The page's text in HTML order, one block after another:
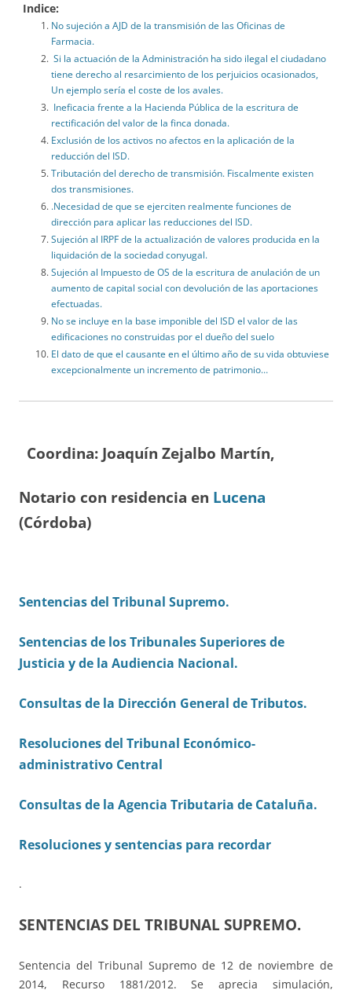
Indice:
No sujeción a AJD de la transmisión de las Oficinas de
Farmacia.
Si la actuación de la Administración ha sido ilegal el ciudadano
tiene derecho al resarcimiento de los perjuicios ocasionados,
Un ejemplo sería el coste de los avales.
Ineficacia frente a la Hacienda Pública de la escritura de
rectificación del valor de la finca donada.
Exclusión de los activos no afectos en la aplicación de la
reducción del ISD.
Tributación del derecho de transmisión. Fiscalmente existen
dos transmisiones.
.Necesidad de que se ejerciten realmente funciones de
dirección para aplicar las reducciones del ISD.
Sujeción al IRPF de la actualización de valores producida en la
liquidación de la sociedad conyugal.
Sujeción al Impuesto de OS de la escritura de anulación de un
aumento de capital social con devolución de las aportaciones
efectuadas.
No se incluye en la base imponible del ISD el valor de las
edificaciones no construidas por el dueño del suelo
El dato de que el causante en el último año de su vida obtuviese
excepcionalmente un incremento de patrimonio…
Coordina: Joaquín Zejalbo Martín,
Notario con residencia en Lucena
(Córdoba)
Sentencias del Tribunal Supremo.
Sentencias de los Tribunales Superiores de
Justicia y de la Audiencia Nacional.
Consultas de la Dirección General de Tributos.
Resoluciones del Tribunal Económico-
administrativo Central
Consultas de la Agencia Tributaria de Cataluña.
Resoluciones y sentencias para recordar
.
SENTENCIAS DEL TRIBUNAL SUPREMO.
Sentencia del Tribunal Supremo de 12 de noviembre de
2014, Recurso 1881/2012. Se aprecia simulación,